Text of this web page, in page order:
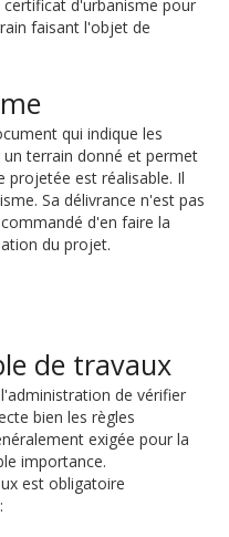
d'urbanisme pour
faisant l'objet de
qui indique les
un terrain donné et permet
projetée est réalisable. Il
Sa délivrance n'est pas
d'en faire la
du projet.
de travaux
de vérifier
bien les règles
exigée pour la
importance.
est obligatoire